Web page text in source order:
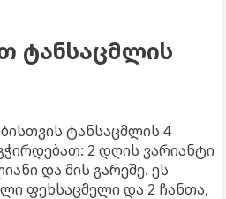
ტანსაცმლის
ტანსაცმლის 4
2 დღის ვარიანტი
და მის გარეშე. ეს
ფეხსაცმელი და 2 ჩანთა,